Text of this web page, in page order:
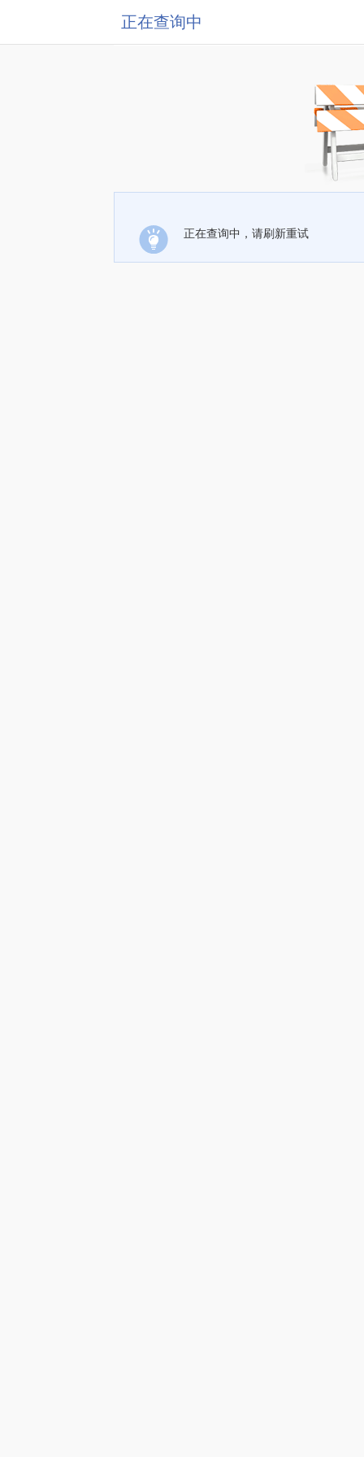
正在查询中
正在查询中，请刷新重试